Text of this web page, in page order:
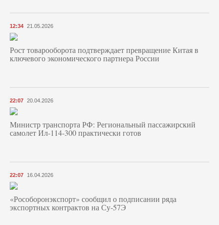
12:34 21.05.2026
Рост товарооборота подтверждает превращение Китая в
ключевого экономического партнера России
22:07 20.04.2026
Министр транспорта РФ: Региональный пассажирский
самолет Ил-114-300 практически готов
22:07 16.04.2026
«Рособоронэкспорт» сообщил о подписании ряда
экспортных контрактов на Су-57Э